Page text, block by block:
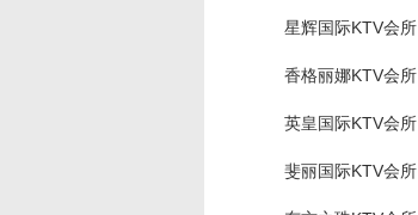
星辉国际KTV会所
香格丽娜KTV会所
英皇国际KTV会所
斐丽国际KTV会所